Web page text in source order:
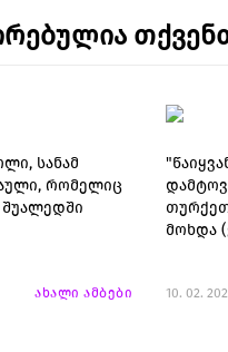
სანამ
რომელიც
ახალი ამბები
მოხდა
10. 02.